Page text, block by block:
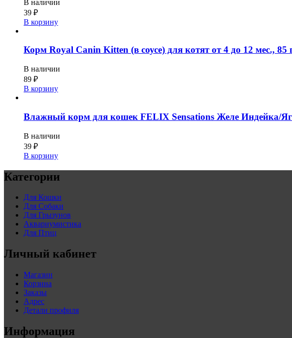
В наличии
39 ₽
В корзину
Корм Royal Canin Kitten (в соусе) для котят от 4 до 12 мес., 85
В наличии
89 ₽
В корзину
Влажный корм для кошек FELIX Sensations Желе Индейка/
В наличии
39 ₽
В корзину
Категории
Для Кошки
Для Собаки
Для Грызунов
Аквариумистика
Для Птиц
Личный кабинет
Магазин
Корзина
Заказы
Адрес
Детали профиля
Информация